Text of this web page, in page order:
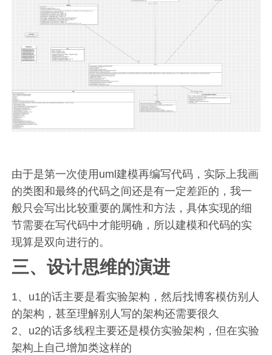
由于是第一次使用uml建模再编写代码，实际上我画
的类图和最终的代码之间还是有一定差距的，我一
般只会写出比较重要的属性和方法，具体实现的细
节需要在写代码中才能明确，所以建模和代码的实
现算是双向进行的。
三、设计思维的演进
1、u1的话主要是看实验架构，然后找博客模仿别人
的架构，甚至理解别人写的架构还需要很久
2、u2的话多线程主要还是模仿实验架构，但在实验
架构上自己增加类这样的